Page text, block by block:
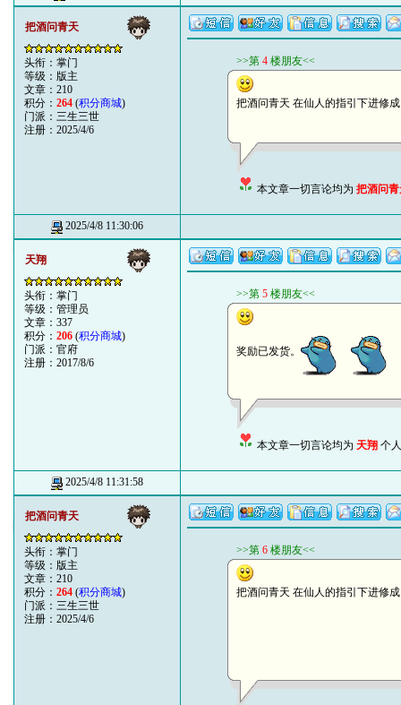
把酒问青天
头衔：掌门
等级：版主
文章：210
积分： 264 (积分商城)
门派：三生三世
注册：2025/4/6
>>第 4 楼朋友<<
把酒问青天 在仙人的指引下进修
本文章一切言论均为 把酒问
2025/4/8 11:30:06
天翔
头衔：掌门
等级：管理员
文章：337
积分： 206 (积分商城)
门派：官府
注册：2017/8/6
>>第 5 楼朋友<<
奖励已发货。
本文章一切言论均为 天翔 个
2025/4/8 11:31:58
把酒问青天
头衔：掌门
等级：版主
文章：210
积分： 264 (积分商城)
门派：三生三世
注册：2025/4/6
>>第 6 楼朋友<<
把酒问青天 在仙人的指引下进修